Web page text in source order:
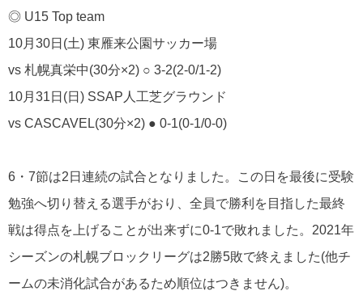
◎ U15 Top team
10月30日(土) 東雁来公園サッカー場
vs 札幌真栄中(30分×2) ○ 3-2(2-0/1-2)
10月31日(日) SSAP人工芝グラウンド
vs CASCAVEL(30分×2) ● 0-1(0-1/0-0)
6・7節は2日連続の試合となりました。この日を最後に受験
勉強へ切り替える選手がおり、全員で勝利を目指した最終
戦は得点を上げることが出来ずに0-1で敗れました。2021年
シーズンの札幌ブロックリーグは2勝5敗で終えました(他チ
ームの未消化試合があるため順位はつきません)。